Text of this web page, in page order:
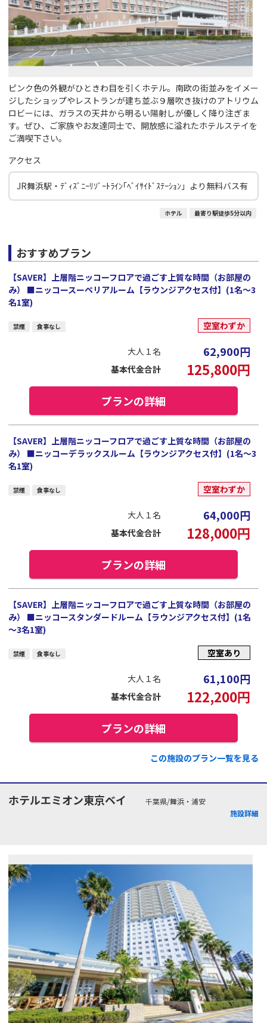
ピンク色の外観がひときわ目を引くホテル。南欧の街並みをイメー
ジしたショップやレストランが建ち並ぶ９層吹き抜けのアトリウム
ロビーには、ガラスの天井から明るい陽射しが優しく降り注ぎま
す。ぜひ、ご家族やお友達同士で、開放感に溢れたホテルステイを
ご満喫下さい。
アクセス
JR舞浜駅・ﾃﾞｨｽﾞﾆｰﾘｿﾞｰﾄﾗｲﾝ｢ﾍﾞｲｻｲﾄﾞｽﾃｰｼｮﾝ」より無料バス有
ホテル 最寄り駅徒歩5分以内
おすすめプラン
【SAVER】上層階ニッコーフロアで過ごす上質な時間（お部屋の
み） ■ニッコースーペリアルーム【ラウンジアクセス付】(1名～3
名1室)
禁煙 食事なし 空室わずか
大人１名 62,900円
基本代金合計 125,800円
プランの詳細
【SAVER】上層階ニッコーフロアで過ごす上質な時間（お部屋の
み） ■ニッコーデラックスルーム【ラウンジアクセス付】(1名～3
名1室)
禁煙 食事なし 空室わずか
大人１名 64,000円
基本代金合計 128,000円
プランの詳細
【SAVER】上層階ニッコーフロアで過ごす上質な時間（お部屋の
み） ■ニッコースタンダードルーム【ラウンジアクセス付】(1名
～3名1室)
禁煙 食事なし 空室あり
大人１名 61,100円
基本代金合計 122,200円
プランの詳細
この施設のプラン一覧を見る
ホテルエミオン東京ベイ
千葉県/舞浜・浦安
施設詳細